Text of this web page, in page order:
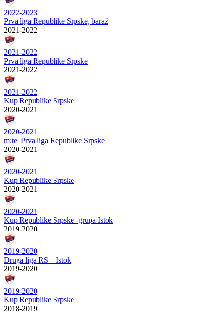
2022-2023
Prva liga Republike Srpske, baraž
2021-2022
2021-2022
Prva liga Republike Srpske
2021-2022
2021-2022
Kup Republike Srpske
2020-2021
2020-2021
m:tel Prva liga Republike Srpske
2020-2021
2020-2021
Kup Republike Srpske
2020-2021
2020-2021
Kup Republike Srpske -grupa Istok
2019-2020
2019-2020
Druga liga RS – Istok
2019-2020
2019-2020
Kup Republike Srpske
2018-2019